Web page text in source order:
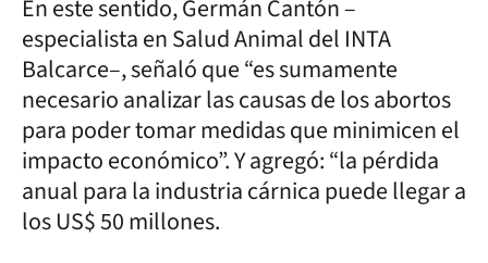
En este sentido, Germán Cantón –
especialista en Salud Animal del INTA
Balcarce–, señaló que “es sumamente
necesario analizar las causas de los abortos
para poder tomar medidas que minimicen el
impacto económico”. Y agregó: “la pérdida
anual para la industria cárnica puede llegar a
los US$ 50 millones.